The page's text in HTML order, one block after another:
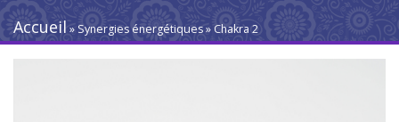
Accueil » Synergies énergétiques » Chakra 2